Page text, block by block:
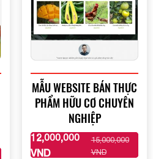
MẪU WEBSITE BÁN THỰC
PHẨM HỮU CƠ CHUYÊN
NGHIỆP
12,000,000
VND
15,000,000
VND
XEM THÊM